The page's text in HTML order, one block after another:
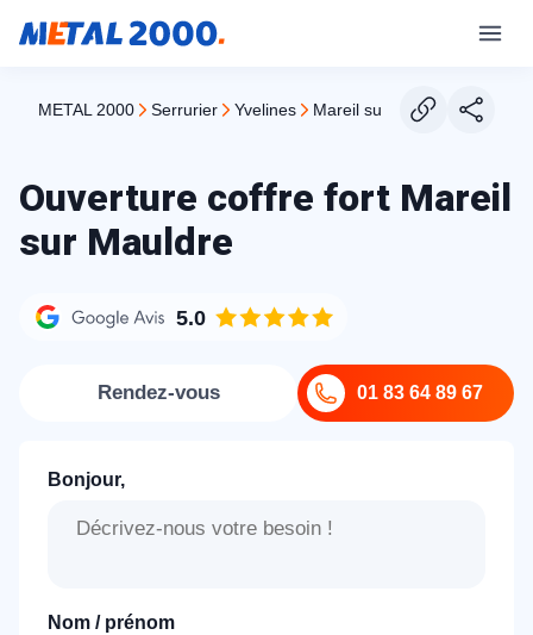
METAL 2000 serrurier yvelines mareil sur mauldre
Ouverture coffre fort Mareil
sur Mauldre
5.0
01 83 64 89 67
Rendez-vous
Bonjour,
Nom / prénom